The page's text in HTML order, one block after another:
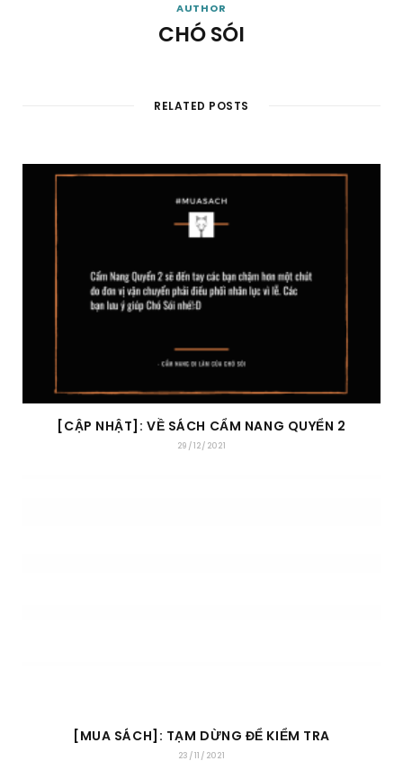
AUTHOR
CHÓ SÓI
RELATED POSTS
[CẬP NHẬT]: VỀ SÁCH CẨM NANG QUYỂN 2
29/12/2021
[MUA SÁCH]: TẠM DỪNG ĐỂ KIỂM TRA
23/11/2021